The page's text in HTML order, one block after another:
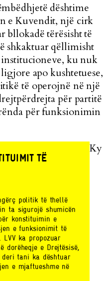
dështime
e Kuvendit, një cirk
bllokadë tërësisht të
shkaktuar qëllimisht
ku nuk
apo kushtetuese,
të operojnë në një
për partitë
për funksionimin
TË
politik të thellë
ta sigurojë shumicën
konstituimin e
e funksionimit të
LVV ka propozuar
dorëheqje e Drejtësisë,
tani ka dështuar
e mjaftueshme në
Ky